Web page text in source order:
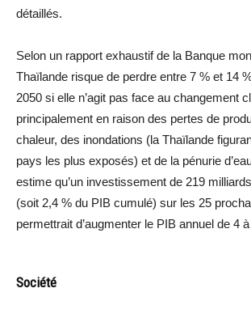
détaillés.
Selon un rapport exhaustif de la Banque
Thaïlande risque de perdre entre 7 % et 14
2050 si elle n’agit pas face au changement
principalement en raison des pertes de
chaleur, des inondations (la Thaïlande
pays les plus exposés) et de la pénurie
estime qu’un investissement de 219
(soit 2,4 % du PIB cumulé) sur les 25
permettrait d’augmenter le PIB annuel de 4 à
Société